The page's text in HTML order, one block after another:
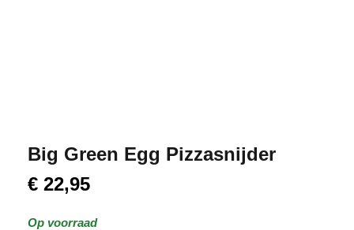
Big Green Egg Pizzasnijder
€ 22,95
Op voorraad